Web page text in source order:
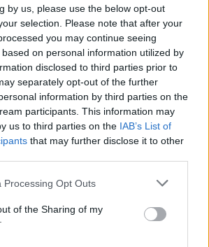
by us, please use the below opt-out
selection. Please note that after your
you may continue seeing
on personal information utilized by
disclosed to third parties prior to
separately opt-out of the further
information by third parties on the
participants. This information may
us to third parties on the IAB’s List of
that may further disclose it to other
website/app uses one or more Google
or usage behaviour. You may click to
to Google and its third-party tags to
specified purposes in below Google
Processing Opt Outs
of the Sharing of my
Δεν έχει παρουσιάσει
εκατομμύρια δόσεις
Παναγιώτης
Αλεξανδρόπουλος